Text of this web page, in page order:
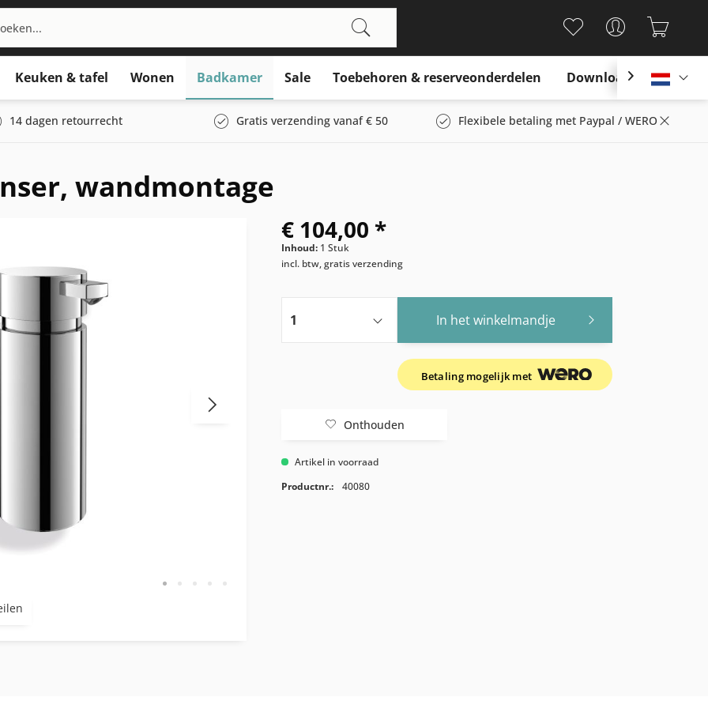
Keuken & tafel Wonen Badkamer Sale Toebehoren & reserveonderdelen Download
14 dagen retourrecht Gratis verzending vanaf € 50 Flexibele betaling met Paypal / WERO
wandmontage
€ 104,00 *
Inhoud: 1 Stuk
incl. btw, gratis verzending
In het winkelmandje
Betaling mogelijk met
Onthouden
Artikel in voorraad
Productnr.:
40080